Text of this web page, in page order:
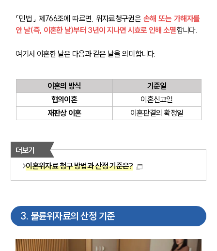
「민법」 제766조에 따르면, 위자료청구권은 손해 또는 가해자를
안 날(즉, 이혼한 날)부터 3년이 지나면 시효로 인해 소멸합니다.
여기서 이혼한 날은 다음과 같은 날을 의미합니다.
이혼의 방식
기준일
협의이혼
이혼신고일
재판상 이혼
이혼판결의 확정일
더보기
이혼위자료 청구 방법과 산정 기준은?
3. 불륜위자료의 산정 기준